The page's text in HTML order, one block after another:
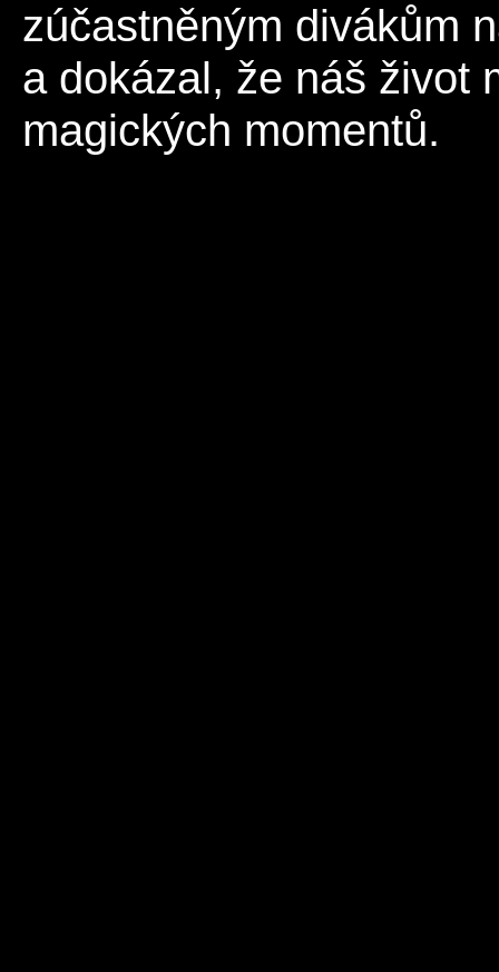
zúčastněným divákům
a dokázal, že náš život
magických momentů.